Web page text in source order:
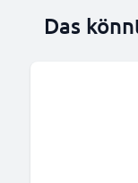
Das